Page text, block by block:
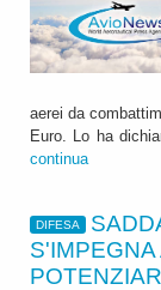
aerei da
Euro. Lo ha
continua
DIFESA
S'IMPEGNA